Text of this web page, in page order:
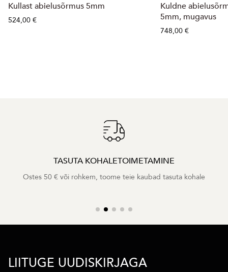
Kullast abielusõrmus 5mm
524,00 €
Kuldne
5mm, mugavus
748,00 €
TASUTA KOHALETOIMETAMINE
Ostes 50 € või rohkem, toome teie kaubad tasuta kohale
LIITUGE UUDISKIRJAGA